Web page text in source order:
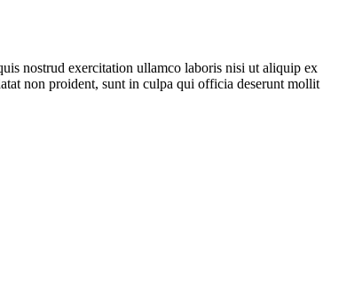
nostrud exercitation ullamco laboris nisi ut aliquip ex
non proident, sunt in culpa qui officia deserunt mollit